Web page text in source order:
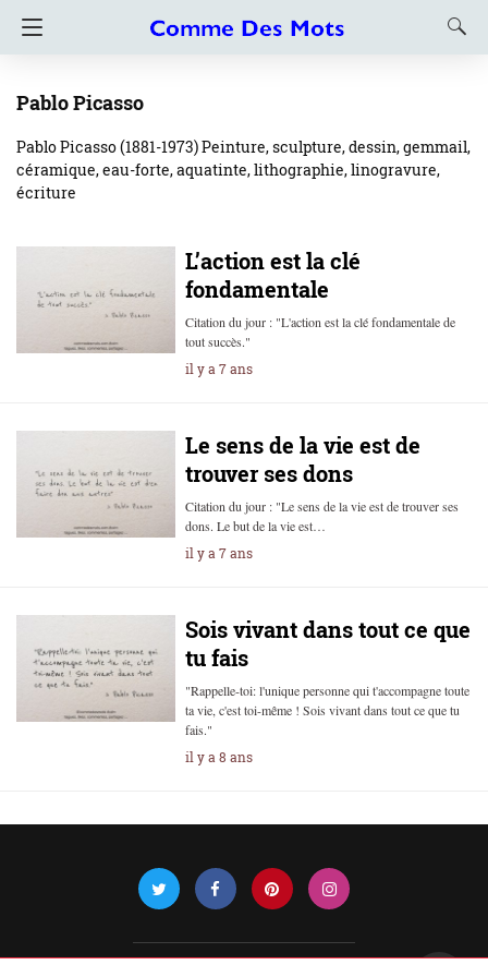
Pablo Picasso
Pablo Picasso (1881-1973) Peinture, sculpture, dessin, gemmail,
céramique, eau-forte, aquatinte, lithographie, linogravure,
écriture
L’action est la clé
fondamentale
Citation du jour : "L'action est la clé fondamentale de
tout succès."
il y a 7 ans
Le sens de la vie est de
trouver ses dons
Citation du jour : "Le sens de la vie est de trouver ses
dons. Le but de la vie est…
il y a 7 ans
Sois vivant dans tout ce que
tu fais
"Rappelle-toi: l'unique personne qui t'accompagne toute
ta vie, c'est toi-même ! Sois vivant dans tout ce que tu
fais."
il y a 8 ans